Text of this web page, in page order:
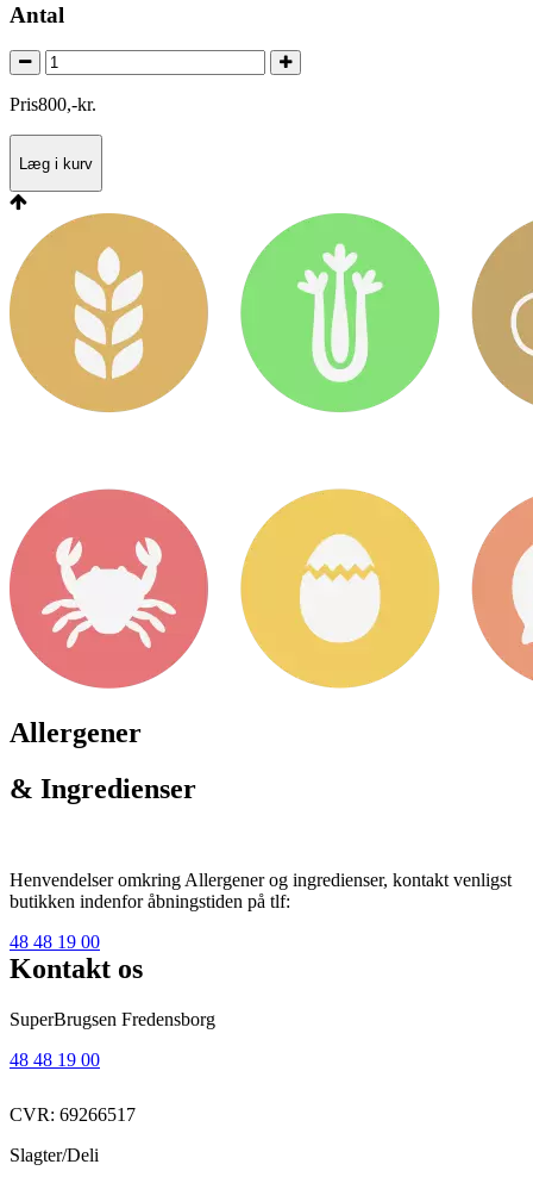
Antal
Pris800,-kr.
Læg i kurv
Allergener
& Ingredienser
Henvendelser omkring Allergener og ingredienser, kontakt venligst
butikken indenfor åbningstiden på tlf:
48 48 19 00
Kontakt os
SuperBrugsen Fredensborg
48 48 19 00
CVR: 69266517
Slagter/Deli